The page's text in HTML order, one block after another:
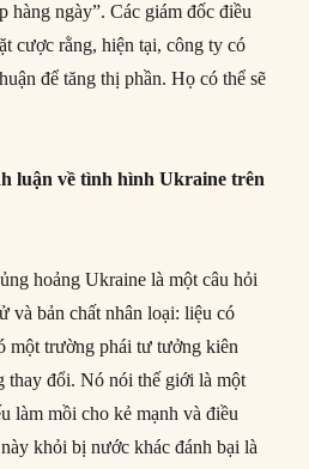
hàng ngày”. Các giám đốc điều
cược rằng, hiện tại, công ty có
để tăng thị phần. Họ có thể sẽ
luận về tình hình Ukraine trên
hoảng Ukraine là một câu hỏi
và bản chất nhân loại: liệu có
một trường phái tư tưởng kiên
thay đổi. Nó nói thế giới là một
làm mồi cho kẻ mạnh và điều
khỏi bị nước khác đánh bại là